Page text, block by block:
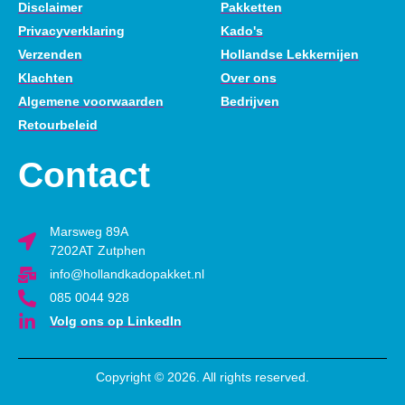
Disclaimer
Privacyverklaring
Verzenden
Klachten
Algemene voorwaarden
Retourbeleid
Pakketten
Kado's
Hollandse Lekkernijen
Over ons
Bedrijven
Contact
Marsweg 89A
7202AT Zutphen
info@hollandkadopakket.nl
085 0044 928
Volg ons op LinkedIn
Copyright © 2026. All rights reserved.